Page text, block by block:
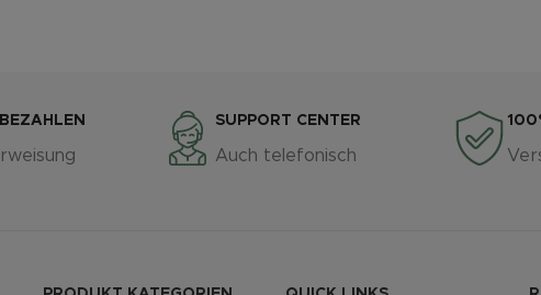
SUPPORT CENTER
Auch telefonisch